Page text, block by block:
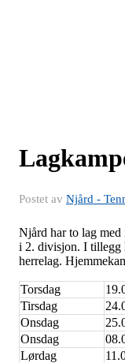
Postet av Njård -
Njård har to lag med
i 2. divisjon. I tillegg
herrelag.
Torsdag
Tirsdag
Onsdag
Onsdag
Lørdag